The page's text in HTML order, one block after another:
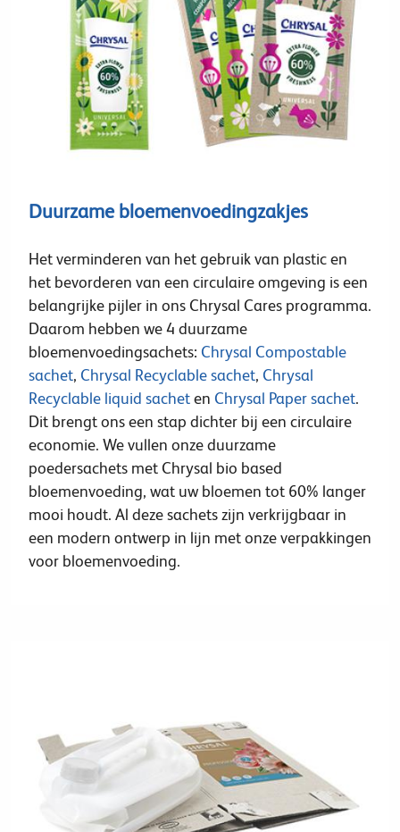
Duurzame bloemenvoedingzakjes
Het verminderen van het gebruik van plastic en
het bevorderen van een circulaire omgeving is een
belangrijke pijler in ons Chrysal Cares programma.
Daarom hebben we 4 duurzame
bloemenvoedingsachets: Chrysal Compostable
sachet, Chrysal Recyclable sachet, Chrysal
Recyclable liquid sacheten Chrysal Paper sachet.
Dit brengt ons een stap dichter bij een circulaire
economie. We vullen onze duurzame
poedersachets met Chrysal bio based
bloemenvoeding, wat uw bloemen tot 60% langer
mooi houdt. Al deze sachets zijn verkrijgbaar in
een modern ontwerp in lijn met onze verpakkingen
voor bloemenvoeding.